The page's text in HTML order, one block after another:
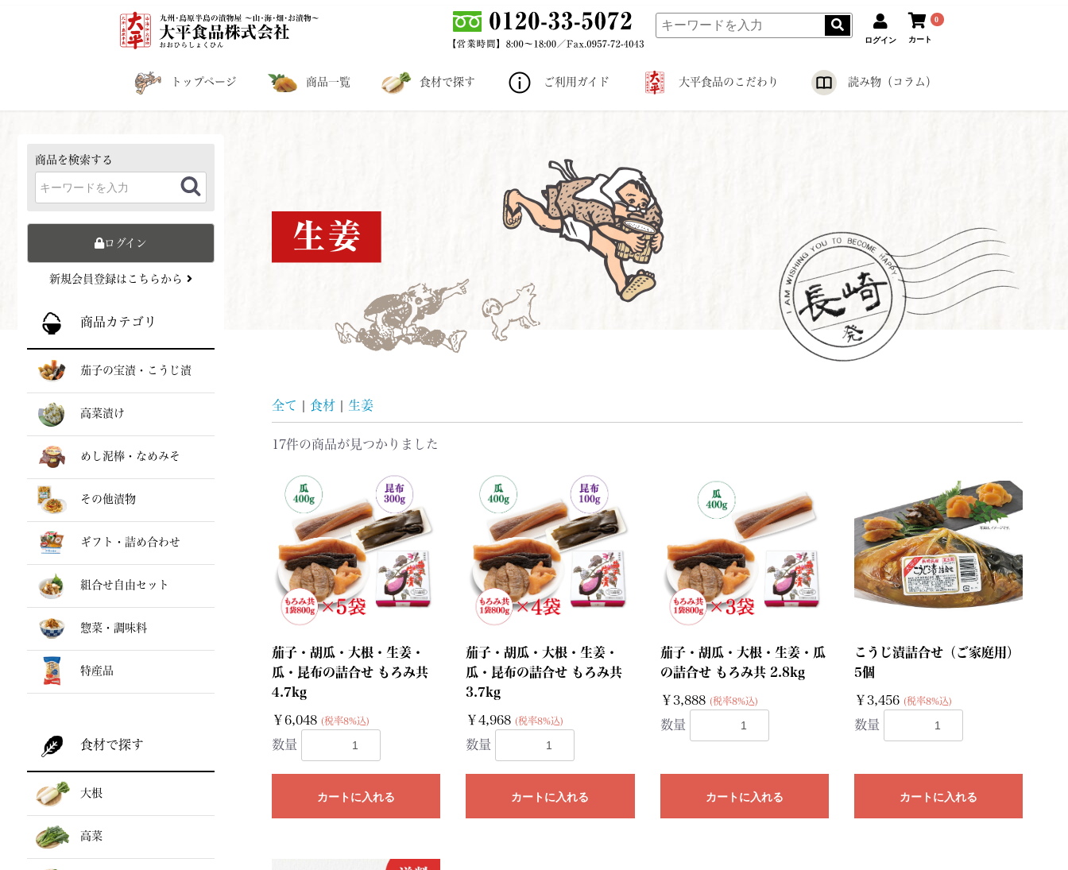
ログイン
0
カート
トップページ 商品一覧 食材で探す ご利用ガイド 大平食品のこだわり 読み物（コラム）
商品を検索する
ログイン
新規会員登録はこちらから
商品カテゴリ
茄子の宝漬・こうじ漬
高菜漬け
めし泥棒・なめみそ
その他漬物
ギフト・詰め合わせ
組合せ自由セット
惣菜・調味料
特産品
食材で探す
大根
高菜
全て | 食材 | 生姜
17件の商品が見つかりました
茄子・胡瓜・大根・生姜・
瓜・昆布の詰合せ もろみ共
4.7kg
￥6,048 (税率8%込)
数量
カートに入れる
茄子・胡瓜・大根・生姜・
瓜・昆布の詰合せ もろみ共
3.7kg
￥4,968 (税率8%込)
数量
カートに入れる
茄子・胡瓜・大根・生姜・瓜
の詰合せ もろみ共 2.8kg
￥3,888 (税率8%込)
数量
カートに入れる
こうじ漬詰合せ（ご家庭用）
5個
￥3,456 (税率8%込)
数量
カートに入れる